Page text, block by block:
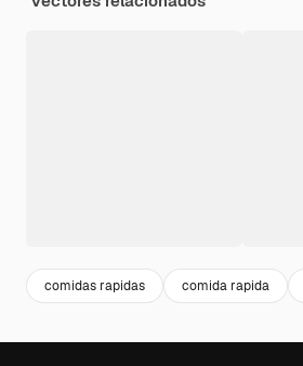
comidas rapidas comida rapida